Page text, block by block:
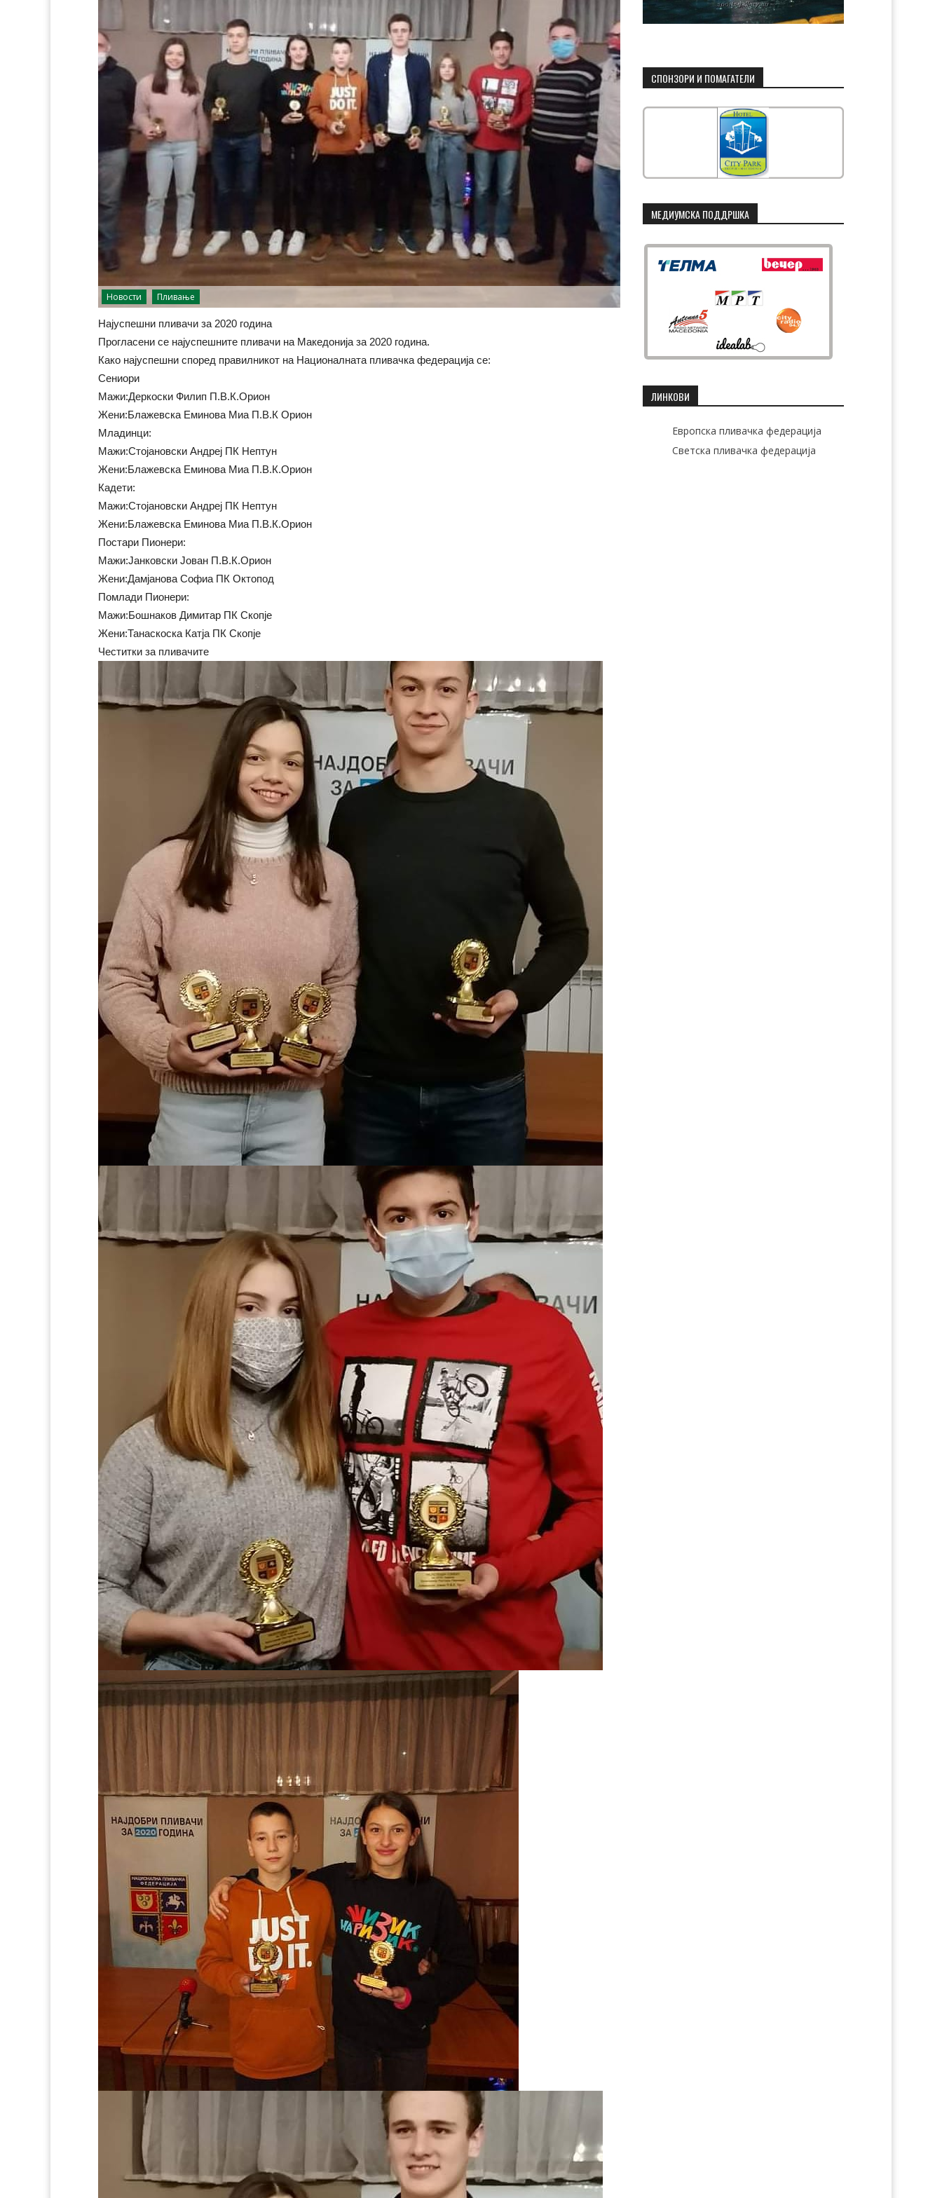
Новости Пливање
Најуспешни пливачи за 2020 година
Прогласени се најуспешните пливачи на Македонија за 2020 година.
Како најуспешни според правилникот на Националната пливачка федерација се:
Сениори
Мажи:Деркоски Филип П.В.К.Орион
Жени:Блажевска Еминова Миа П.В.К Орион
Младинци:
Мажи:Стојановски Андреј ПК Нептун
Жени:Блажевска Еминова Миа П.В.К.Орион
Кадети:
Мажи:Стојановски Андреј ПК Нептун
Жени:Блажевска Еминова Миа П.В.К.Орион
Постари Пионери:
Мажи:Јанковски Јован П.В.К.Орион
Жени:Дамјанова Софиа ПК Октопод
Помлади Пионери:
Мажи:Бошнаков Димитар ПК Скопје
Жени:Танаскоска Катја ПК Скопје
Честитки за пливачите
СПОНЗОРИ И ПОМАГАТЕЛИ
МЕДИУМСКА ПОДДРШКА
ЛИНКОВИ
Европска пливачка федерација
Светска пливачка федерација